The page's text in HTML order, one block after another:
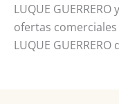
LUQUE
ofertas
LUQUE